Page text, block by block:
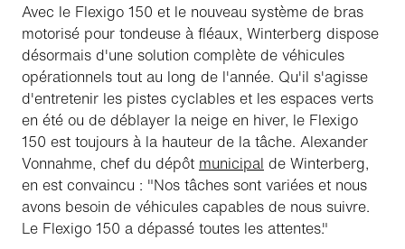
Avec le Flexigo 150 et le nouveau système de bras
motorisé pour tondeuse à fléaux, Winterberg dispose
désormais d'une solution complète de véhicules
opérationnels tout au long de l'année. Qu'il s'agisse
d'entretenir les pistes cyclables et les espaces verts
en été ou de déblayer la neige en hiver, le Flexigo
150 est toujours à la hauteur de la tâche. Alexander
Vonnahme, chef du dépôt municipal de Winterberg,
en est convaincu : "Nos tâches sont variées et nous
avons besoin de véhicules capables de nous suivre.
Le Flexigo 150 a dépassé toutes les attentes."